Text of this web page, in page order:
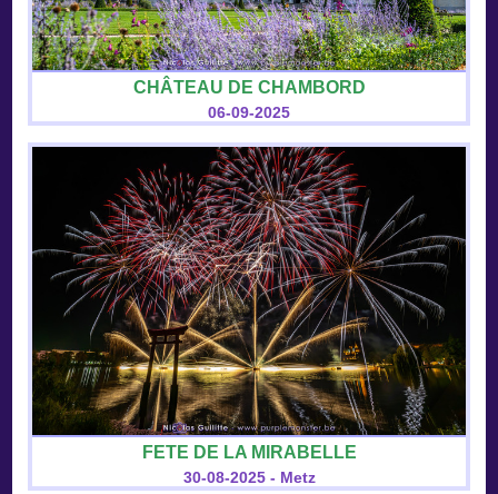
CHÂTEAU DE CHAMBORD
06-09-2025
FETE DE LA MIRABELLE
30-08-2025 - Metz